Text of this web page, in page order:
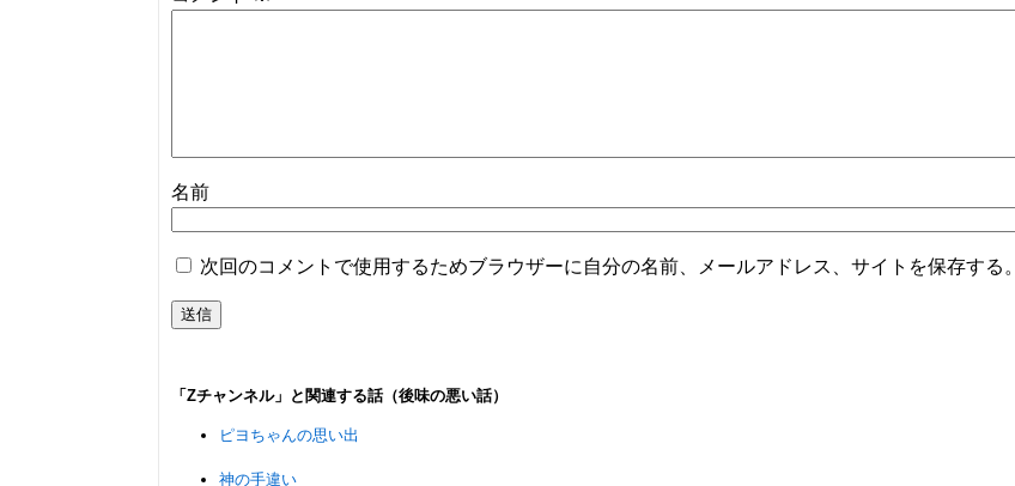
名前
次回のコメントで使用するためブラウザーに自分の名前、メールアドレス、サイトを保存する。
「Zチャンネル」と関連する話（後味の悪い話）
ピヨちゃんの思い出
神の手違い